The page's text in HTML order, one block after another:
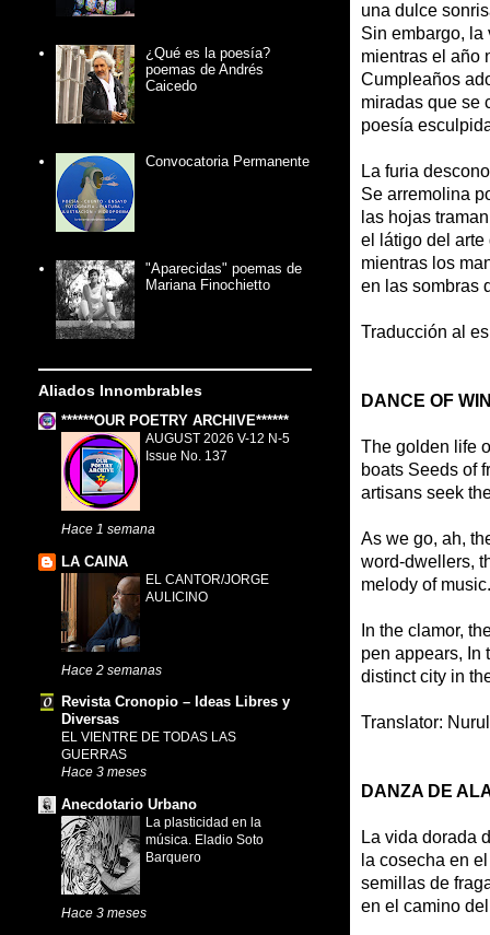
una dulce
Sin embargo, la
mientras el año
Cumpleaños
miradas que se
poesía
La furia
Se arremolina
las hojas
el látigo del
mientras los
en las sombras
Traducción al
DANCE OF
The golden life
boats Seeds of
artisans seek
As we go, ah,
word-dwellers,
melody of music.
In the clamor,
pen appears, In
distinct city in
Translator:
DANZA DE
La vida dorada
la cosecha en
semillas de
en el camino
¿Qué es la poesía?
poemas de Andrés
Caicedo
Convocatoria Permanente
"Aparecidas" poemas de
Mariana Finochietto
Aliados Innombrables
******OUR POETRY ARCHIVE******
AUGUST 2026 V-12 N-5
Issue No. 137
Hace 1 semana
LA CAINA
EL CANTOR/JORGE
AULICINO
Hace 2 semanas
Revista Cronopio – Ideas Libres y
Diversas
EL VIENTRE DE TODAS LAS
GUERRAS
Hace 3 meses
Anecdotario Urbano
La plasticidad en la
música. Eladio Soto
Barquero
Hace 3 meses